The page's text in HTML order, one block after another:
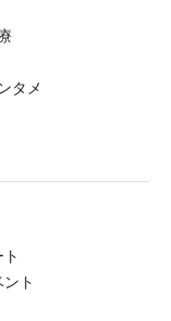
タメ
ト